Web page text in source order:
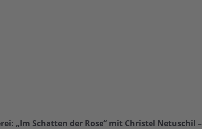
„Im Schatten der Rose“ mit Christel Netuschil –